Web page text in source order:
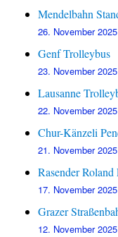
Mendelbahn
26. November 2025
Genf Trolleybus
23. November 2025
Lausanne
22. November 2025
Chur-Känzeli
21. November 2025
Rasender
17. November 2025
Grazer
12. November 2025